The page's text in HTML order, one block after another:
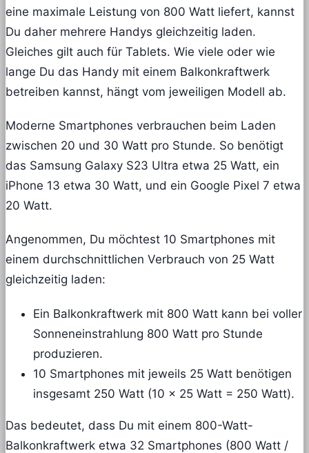
eine maximale Leistung von 800 Watt liefert, kannst
Du daher mehrere Handys gleichzeitig laden.
Gleiches gilt auch für Tablets. Wie viele oder wie
lange Du das Handy mit einem Balkonkraftwerk
betreiben kannst, hängt vom jeweiligen Modell ab.
Moderne Smartphones verbrauchen beim Laden
zwischen 20 und 30 Watt pro Stunde. So benötigt
das Samsung Galaxy S23 Ultra etwa 25 Watt, ein
iPhone 13 etwa 30 Watt, und ein Google Pixel 7 etwa
20 Watt​.
Angenommen, Du möchtest 10 Smartphones mit
einem durchschnittlichen Verbrauch von 25 Watt
gleichzeitig laden:
Ein Balkonkraftwerk mit 800 Watt kann bei voller
Sonneneinstrahlung 800 Watt pro Stunde
produzieren.
10 Smartphones mit jeweils 25 Watt benötigen
insgesamt 250 Watt (10 x 25 Watt = 250 Watt).
Das bedeutet, dass Du mit einem 800-Watt-
Balkonkraftwerk etwa 32 Smartphones (800 Watt /